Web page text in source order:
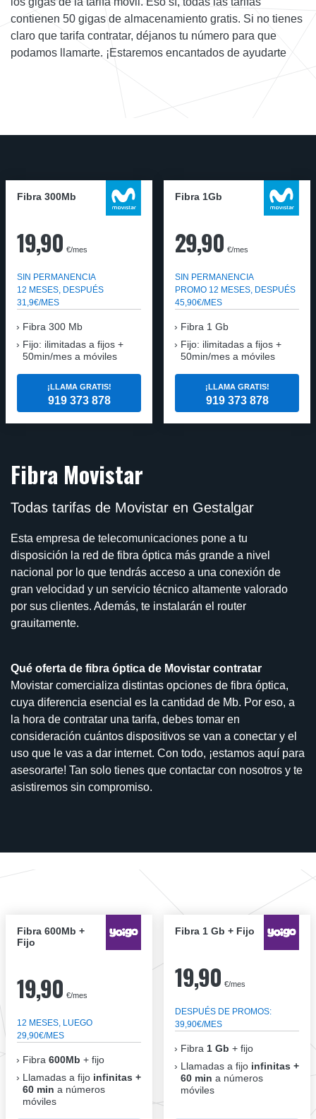
contienen 50 gigas de almacenamiento gratis. Si no tienes
claro que tarifa contratar, déjanos tu número para que
podamos llamarte. ¡Estaremos encantados de ayudarte
Fibra 300Mb
19,90 €/mes
SIN PERMANENCIA
12 MESES, DESPUÉS
31,9€/MES
Fibra 300 Mb
Fijo: ilimitadas a fijos +
50min/mes a móviles
¡LLAMA GRATIS!
919 373 878
Fibra 1Gb
29,90 €/mes
SIN PERMANENCIA
PROMO 12 MESES, DESPUÉS
45,90€/MES
Fibra 1 Gb
Fijo: ilimitadas a fijos +
50min/mes a móviles
¡LLAMA GRATIS!
919 373 878
Fibra Movistar
Todas tarifas de Movistar en Gestalgar
Esta empresa de telecomunicaciones pone a tu
disposición la red de fibra óptica más grande a nivel
nacional por lo que tendrás acceso a una conexión de
gran velocidad y un servicio técnico altamente valorado
por sus clientes. Además, te instalarán el router
grauitamente.
Qué oferta de fibra óptica de Movistar contratar
Movistar comercializa distintas opciones de fibra óptica,
cuya diferencia esencial es la cantidad de Mb. Por eso, a
la hora de contratar una tarifa, debes tomar en
consideración cuántos dispositivos se van a conectar y el
uso que le vas a dar internet. Con todo, ¡estamos aquí para
asesorarte! Tan solo tienes que contactar con nosotros y te
asistiremos sin compromiso.
Fibra 600Mb +
Fijo
19,90 €/mes
12 MESES, LUEGO
29,90€/MES
Fibra 600Mb + fijo
Llamadas a fijo infinitas +
60 min a números
móviles
Fibra 1 Gb + Fijo
19,90 €/mes
DESPUÉS DE PROMOS:
39,90€/MES
Fibra 1 Gb + fijo
Llamadas a fijo infinitas +
60 min a números
móviles